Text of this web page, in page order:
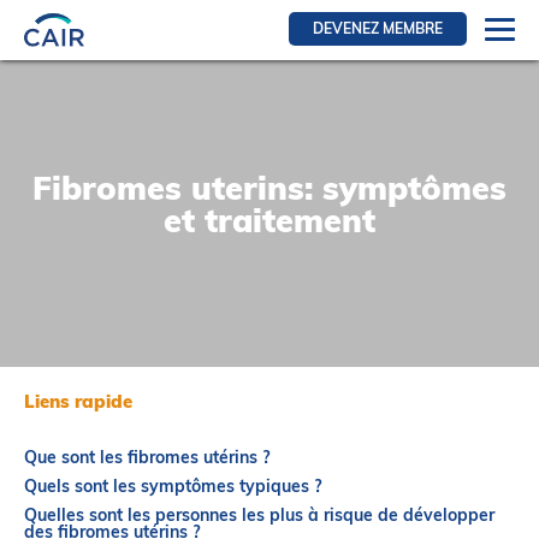
DEVENEZ MEMBRE
Contact
À Propos
Fibromes uterins: symptômes
et traitement
Liens rapide
Que sont les fibromes utérins ?
Quels sont les symptômes typiques ?
Quelles sont les personnes les plus à risque de développer
des fibromes utérins ?